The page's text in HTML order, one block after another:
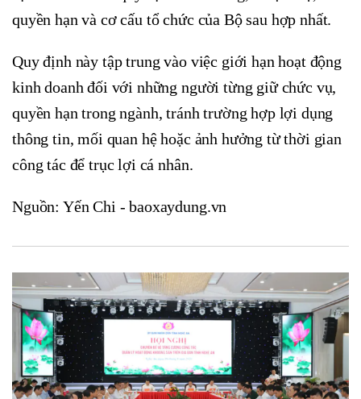
quyền hạn và cơ cấu tổ chức của Bộ sau hợp nhất.
Quy định này tập trung vào việc giới hạn hoạt động
kinh doanh đối với những người từng giữ chức vụ,
quyền hạn trong ngành, tránh trường hợp lợi dụng
thông tin, mối quan hệ hoặc ảnh hưởng từ thời gian
công tác để trục lợi cá nhân.
Nguồn: Yến Chi - baoxaydung.vn